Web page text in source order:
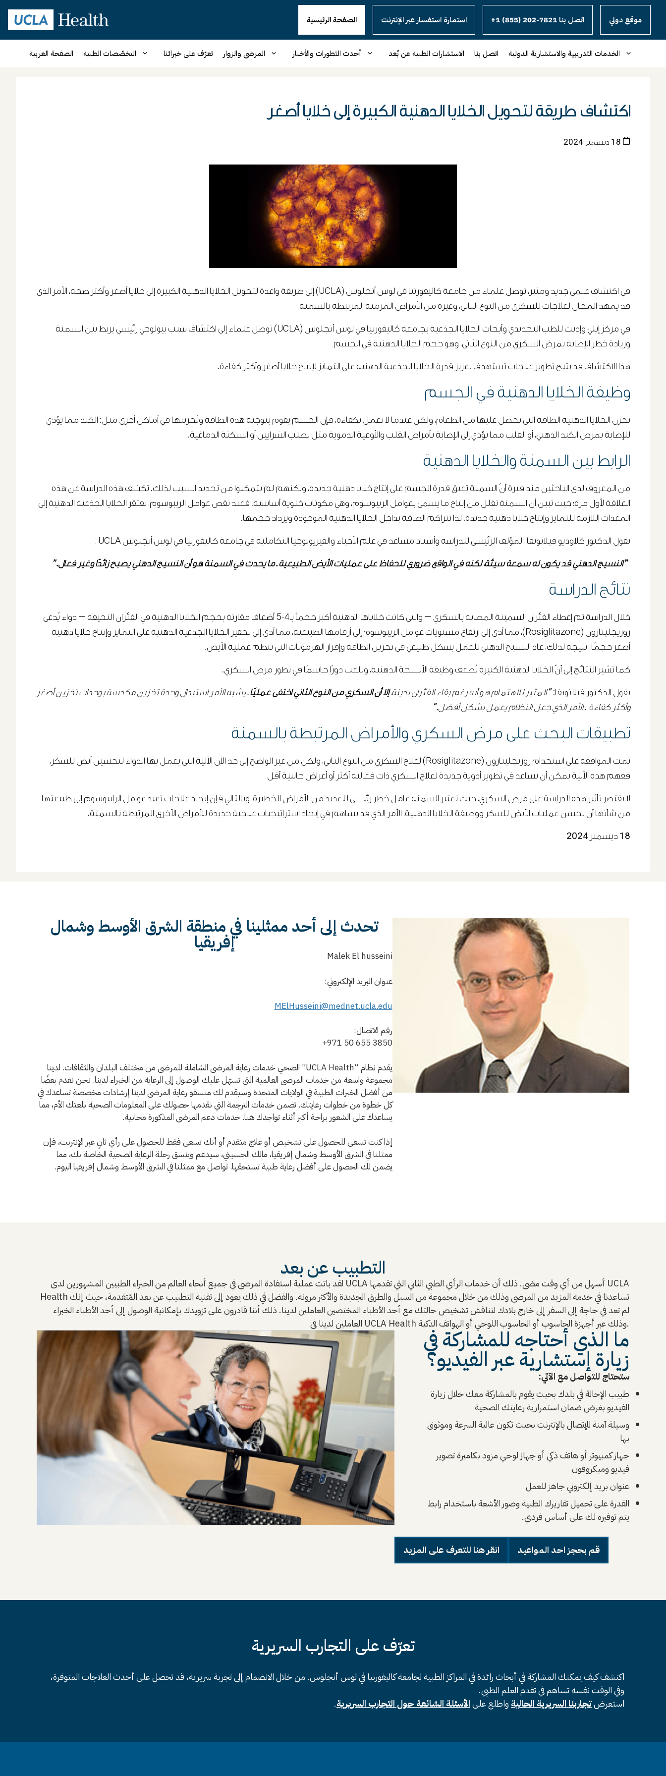
الصفحة الرئيسية استمارة استفسار عبر الإنترنت +1 (855) 202-7821 اتصل بنا موقع دولي
الصفحة العربية التخصّصات الطبية تعرّف على خبرائنا المرضى والزوار أحدث التطورات والأخبار الاستشارات الطبية عن بُعد اتصل بنا الخدمات التدريبية والاستشارية الدولية
اكتشاف طريقة لتحويل الخلايا الدهنية الكبيرة إلى خلايا أصغر
18 ديسمبر 2024
في اكتشاف علمي جديد ومثير، توصل علماء من جامعة كاليفورنيا في لوس أنجلوس (UCLA) إلى طريقة واعدة لتحويل الخلايا الدهنية الكبيرة إلى خلايا أصغر وأكثر صحة، الأمر الذي
قد يمهد المجال لعلاجات للسكري من النوع الثاني، وغيره من الأمراض المزمنة المرتبطة بالسمنة.
في مركز إيلي وإديث للطب التجديدي وأبحاث الخلايا الجذعية بجامعة كاليفورنيا في لوس أنجلوس (UCLA) توصل علماء إلى اكتشاف سبب بيولوجي رئيسي يربط بين السمنة
وزيادة خطر الإصابة بمرض السكري من النوع الثاني، وهو حجم الخلايا الدهنية في الجسم.
هذا الاكتشاف قد يتيح تطوير علاجات تستهدف تعزيز قدرة الخلايا الجذعية الدهنية على التمايز لإنتاج خلايا أصغر وأكثر كفاءة.
وظيفة الخلايا الدهنية في الجسم
تخزن الخلايا الدهنية الطاقة التي نحصل عليها من الطعام، ولكن عندما لا تعمل بكفاءة، فإن الجسم يقوم بتوجيه هذه الطاقة وتُخزينها في أماكن أخرى مثل: الكبد مما يؤدي
للإصابة بمرض الكبد الدهني، أو القلب مما يؤدي إلى الإصابة بأمراض القلب والأوعية الدموية مثل تصلب الشرايين أو السكتة الدماغية.
الرابط بين السمنة والخلايا الدهنية
من المعروف لدى الباحثين منذ فترة أنّ السمنة تعيق قدرة الجسم على إنتاج خلايا دهنية جديدة، ولكنهم لم يتمكنوا من تحديد السبب لذلك. تكشف هذه الدراسة عن هذه
العلاقة لأول مرة؛ حيث تبين أن السمنة تقلل من إنتاج ما يسمى بعوامل الريبوسوم، وهي مكونات خلوية أساسية. فعند نقص عوامل الريبوسوم، تفتقر الخلايا الجذعية الدهنية إلى
المعدات اللازمة للتمايز وإنتاج خلايا دهنية جديدة. لذا تتراكم الطاقة بداخل الخلايا الدهنية الموجودة ويزداد حجمها.
يقول الدكتور كلاوديو فيلانويفا، المؤلف الرئيسي للدراسة وأستاذ مساعد في علم الأحياء والفيزيولوجيا التكاملية في جامعة كاليفورنيا في لوس أنجلوس UCLA :
”النسيج الدهني قد يكون له سمعة سيئة، لكنه في الواقع ضروري للحفاظ على عمليات الأيض الطبيعية. ما يحدث في السمنة هو أن النسيج الدهني يصبح زائدًا وغير فعال.”
نتائج الدراسة
خلال الدراسة تم إعطاء الفئران السمينة المصابة بالسكري — والتي كانت خلاياها الدهنية أكبر حجماً بـ4-5 أضعاف مقارنة بحجم الخلايا الدهنية في الفئران النحيفة — دواء يُدعى
روزيجليتازون (Rosiglitazone)، مما أدى إلى ارتفاع مستويات عوامل الريبوسوم إلى أرقامها الطبيعية، مما أدى إلى تحفيز الخلايا الجذعية الدهنية على التمايز وإنتاج خلايا دهنية
أصغر حجمًا. نتيجة لذلك، عاد النسيج الدهني للعمل بشكل طبيعي في تخزين الطاقة وإفراز الهرمونات التي تنظم عملية الأيض.
كما تشير النتائج إلى أنّ الخلايا الدهنية الكبيرة تُضعف وظيفة الأنسجة الدهنية، وتلعب دورًا حاسمًا في تطور مرض السكري.
يقول الدكتور فيلانويفا:” المثير للاهتمام هو أنه رغم بقاء الفئران بدينة،إلا أن السكري من النوع الثاني اختفى عمليًا. يشبه الأمر استبدال وحدة تخزين مكدسة بوحدات تخزين أصغر
وأكثر كفاءة . الأمر الذي جعل النظام يعمل بشكل أفضل.”
تطبيقات البحث على مرض السكري والأمراض المرتبطة بالسمنة
تمت الموافقة على استخدام روزيجليتازون (Rosiglitazone) لعلاج السكري من النوع الثاني، ولكن من غير الواضح إلى حد الآن الآلية التي يعمل بها الدواء لتحسين أيض للسكر،
ففهم هذه الآلية يمكن أن يساعد في تطوير أدوية جديدة لعلاج السكري ذات فعالية أكثر أو أعراض جانبية أقل.
لا يقتصر تأثير هذه الدراسة على مرض السكري، حيث تعتبر السمنة عامل خطر رئيسي للعديد من الأمراض الخطيرة، وبالتالي فإن إيجاد علاجات تعيد عوامل الرايبوسوم إلى طبيعتها
من شأنها أن تحسن عمليات الأيض للسكر ووظيفة الخلايا الدهنية، الأمر الذي قد يساهم في إيجاد استراتيجيات علاجية جديدة للأمراض الأخرى المرتبطة بالسمنة.
18 ديسمبر 2024
تحدث إلى أحد ممثلينا في منطقة الشرق الأوسط وشمال
إفريقيا
Malek El husseini
عنوان البريد الإلكتروني:
MElHusseini@mednet.ucla.edu
رقم الاتصال:
+971 50 655 3850
يقدم نظام “UCLA Health” الصحي خدمات رعاية المرضى الشاملة للمرضى من مختلف البلدان والثقافات. لدينا
مجموعة واسعة من خدمات المرضى العالمية التي تسهّل عليك الوصول إلى الرعاية من الخبراء لدينا. نحن نقدم بعضًا
من أفضل الخبرات الطبية في الولايات المتحدة وسيقدم لك منسقو رعاية المرضى لدينا إرشادات مخصصة تساعدك في
كل خطوة من خطوات رعايتك. تضمن خدمات الترجمة التي نقدمها حصولك على المعلومات الصحية بلغتك الأم، مما
يساعدك على الشعور براحة أكبر أثناء تواجدك هنا. خدمات دعم المرضى المذكورة مجانية.
إذا كنت تسعى للحصول على تشخيص أو علاج متقدم أو أنك تسعى فقط للحصول على رأي ثانٍ عبر الإنترنت، فإن
ممثلنا في الشرق الأوسط وشمال إفريقيا، مالك الحسيني، سيدعم وينسق رحلة الرعاية الصحية الخاصة بك، مما
يضمن لك الحصول على أفضل رعاية طبية تستحقها. تواصل مع ممثلنا في الشرق الأوسط وشمال إفريقيا اليوم.
التطبيب عن بعد
لقد باتت عملية استفادة المرضى في جميع أنحاء العالم من الخبراء الطبيين المشهورين لدى UCLA أسهل من أي وقت مضى. ذلك أن خدمات الرأي الطبي الثاني التي تقدمها UCLA
Health تساعدنا في خدمة المزيد من المرضى وذلك من خلال مجموعة من السبل والطرق الجديدة والأكثر مرونة. والفضل في ذلك يعود إلى تقنية التطبيب عن بعد المُتقدمة، حيث إنك
لم تعد في حاجة إلى السفر إلى خارج بلادك لتناقش تشخيص حالتك مع أحد الأطباء المختصين العاملين لدينا. ذلك أننا قادرون على تزويدك بإمكانية الوصول إلى أحد الأطباء الخبراء
العاملين لدينا في UCLA Health وذلك عبر أجهزة الحاسوب أو الحاسوب اللوحي أو الهواتف الذكية.
ما الذي أحتاجه للمشاركة في
زيارة إستشارية عبر الفيديو؟
ستحتاج للتواصل مع الآتي:
طبيب الإحالة في بلدك بحيث يقوم بالمشاركة معك خلال زيارة
الفيديو بغرض ضمان استمرارية رعايتك الصحية
وسيلة آمنة للإتصال بالإنترنت بحيث تكون عالية السرعة وموثوق
بها
جهاز كمبيوتر أو هاتف ذكي أو جهاز لوحي مزود بكاميرة تصوير
فيديو وميكروفون
عنوان بريد إلكتروني جاهز للعمل
القدرة على تحميل تقاريرك الطبية وصور الأشعة باستخدام رابط
يتم توفيره لك على أساس فردي.
انقر هنا للتعرف على المزيد قم بحجز احد المواعيد
تعرّف على التجارب السريرية
اكتشف كيف يمكنك المشاركة في أبحاث رائدة في المراكز الطبية لجامعة كاليفورنيا في لوس أنجلوس. من خلال الانضمام إلى تجربة سريرية، قد تحصل على أحدث العلاجات المتوفرة،
وفي الوقت نفسه تساهم في تقدم العلم الطبي.
.
استعرضتجاربنا السريرية الحالية واطلع علىالأسئلة الشائعة حول التجارب السريرية